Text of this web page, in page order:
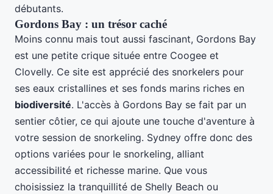
débutants.
Gordons Bay : un trésor caché
Moins connu mais tout aussi fascinant, Gordons Bay
est une petite crique située entre Coogee et
Clovelly. Ce site est apprécié des snorkelers pour
ses eaux cristallines et ses fonds marins riches en
biodiversité. L'accès à Gordons Bay se fait par un
sentier côtier, ce qui ajoute une touche d'aventure à
votre session de snorkeling. Sydney offre donc des
options variées pour le snorkeling, alliant
accessibilité et richesse marine. Que vous
choisissiez la tranquillité de Shelly Beach ou